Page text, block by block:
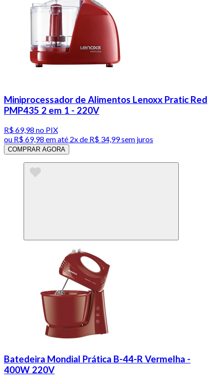
Miniprocessador de Alimentos Lenoxx Pratic Red
PMP435 2 em 1 - 220V
R$ 69,98 no PIX
ou R$ 69,98 em até 2x de R$ 34,99 sem juros
COMPRAR AGORA
Batedeira Mondial Prática B-44-R Vermelha -
400W 220V